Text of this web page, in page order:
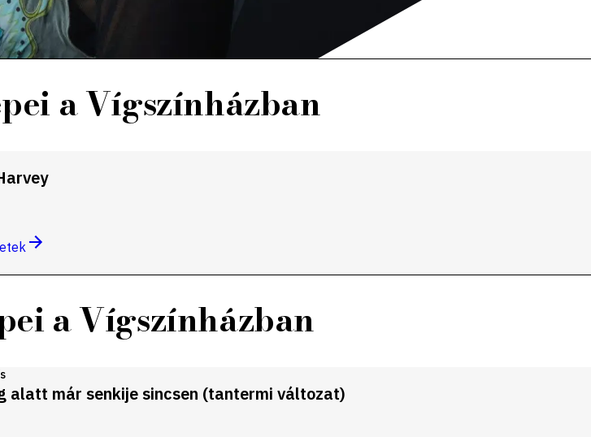
a Vígszínházban
a Vígszínházban
alatt már senkije sincsen (tantermi változat)